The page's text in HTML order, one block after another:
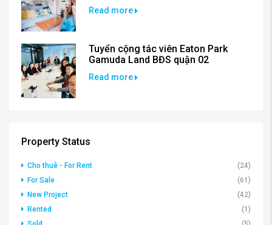
Read more
Tuyển cộng tác viên Eaton Park
Gamuda Land BĐS quận 02
Read more
Property Status
Cho thuê - For Rent
(24)
For Sale
(61)
New Project
(42)
Rented
(1)